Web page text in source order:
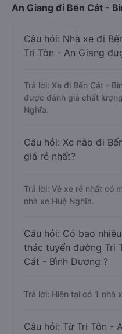
An Giang đi Bến Cát -
Câu hỏi: Nhà xe đi
Tri Tôn - An Giang
Trả lời: Xe đi Bến Cát -
được đánh giá chất
Nghĩa.
Câu hỏi: Xe nào đi
giá rẻ nhất?
Trả lời: Vé xe rẻ nhất có
nhà xe Huệ Nghĩa.
Câu hỏi: Có bao
thác tuyến đường Tri
Cát - Bình Dương ?
Trả lời: Hiện tại có 1 nhà
Câu hỏi: Từ Tri Tôn -